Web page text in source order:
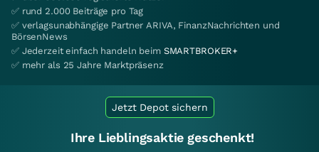
✅ rund 2.000 Beiträge pro Tag
✅ verlagsunabhängige Partner ARIVA, FinanzNachrichten und
BörsenNews
✅ Jederzeit einfach handeln beim SMARTBROKER+
✅ mehr als 25 Jahre Marktpräsenz
Jetzt Depot sichern
Ihre Lieblingsaktie geschenkt!